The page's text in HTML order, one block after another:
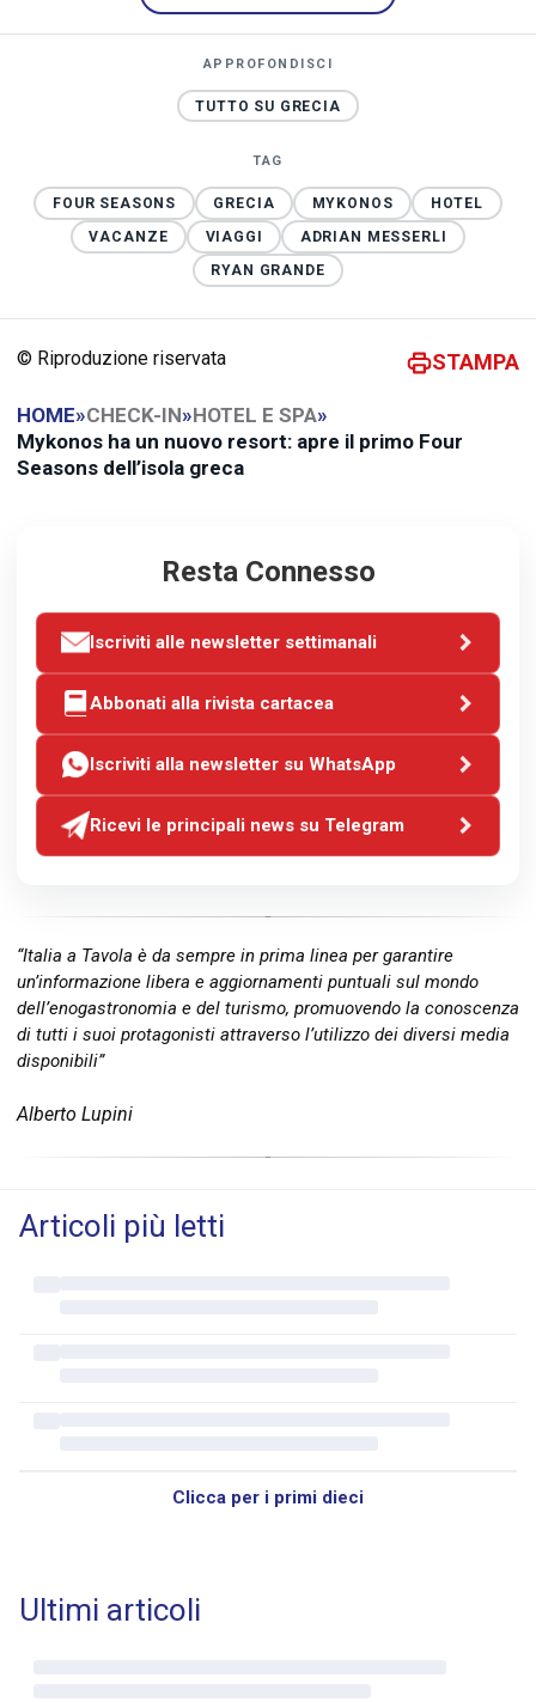
APPROFONDISCI
TUTTO SU GRECIA
TAG
FOUR SEASONS GRECIA MYKONOS
HOTEL
VACANZE
VIAGGI
ADRIAN MESSERLI
RYAN GRANDE
© Riproduzione riservata STAMPA
HOME»CHECK-IN»HOTEL E SPA»
Mykonos ha un nuovo resort: apre il primo Four
Seasons dell’isola greca
Resta Connesso
Iscriviti alle newsletter settimanali
Abbonati alla rivista cartacea
Iscriviti alla newsletter su WhatsApp
Ricevi le principali news su Telegram
“Italia a Tavola è da sempre in prima linea per garantire
un’informazione libera e aggiornamenti puntuali sul mondo
dell’enogastronomia e del turismo, promuovendo la conoscenza
di tutti i suoi protagonisti attraverso l’utilizzo dei diversi media
disponibili”
Alberto Lupini
Articoli più letti
Clicca per i primi dieci
Ultimi articoli